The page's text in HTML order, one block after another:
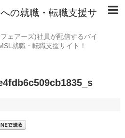
の就職・転職支援サ
ェアーズ)社員が配信するバイ
就職・転職支援サイト！